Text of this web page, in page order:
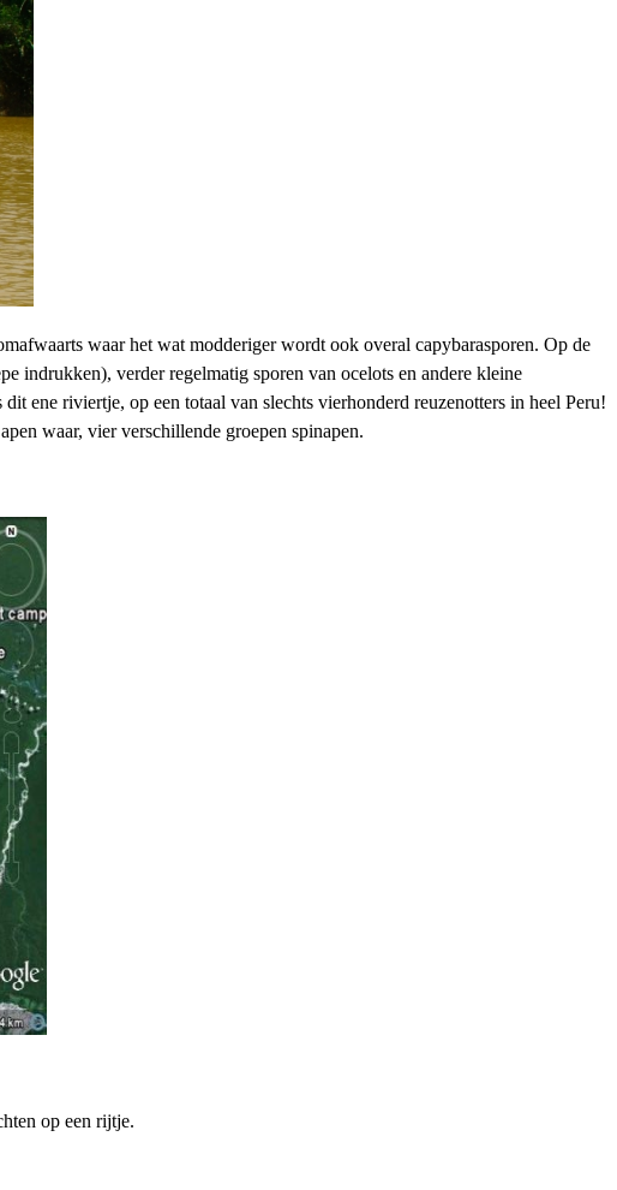
waar het wat modderiger wordt ook overal capybarasporen. Op de
indrukken), verder regelmatig sporen van ocelots en andere kleine
ene riviertje, op een totaal van slechts vierhonderd reuzenotters in heel Peru!
waar, vier verschillende groepen spinapen.
op een rijtje.